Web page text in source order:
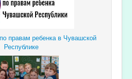
правам ребенка в Чувашской
Республике